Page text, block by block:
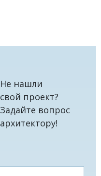
Не нашли
свой проект?
Задайте вопрос
архитектору!